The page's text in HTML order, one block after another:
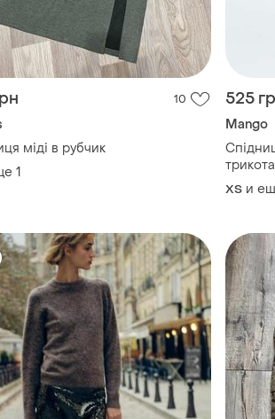
10
міді в рубчик
1
525
Mango
ХS и